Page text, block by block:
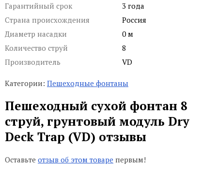
Гарантийный срок
3 года
Страна происхождения
Россия
Диаметр насадки
0 м
Количество струй
8
Производитель
VD
Категории: Пешеходные фонтаны
Пешеходный сухой фонтан 8
струй, грунтовый модуль Dry
Deck Trap (VD) отзывы
Оставьте отзыв об этом товаре первым!